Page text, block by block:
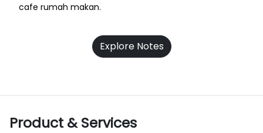
cafe rumah makan.
Explore Notes
Product & Services